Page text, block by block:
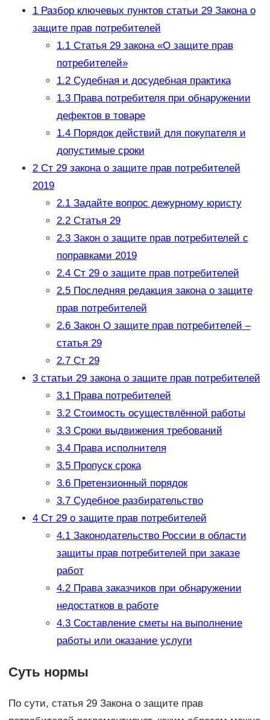
1Разбор ключевых пунктов статьи 29 Закона о
защите прав потребителей
1.1Статья 29 закона «О защите прав
потребителей»
1.2Судебная и досудебная практика
1.3Права потребителя при обнаружении
дефектов в товаре
1.4Порядок действий для покупателя и
допустимые сроки
2Ст 29 закона о защите прав потребителей
2019
2.1Задайте вопрос дежурному юристу
2.2Статья 29
2.3Закон о защите прав потребителей с
поправками 2019
2.4Ст 29 о защите прав потребителей
2.5Последняя редакция закона о защите
прав потребителей
2.6Закон О защите прав потребителей –
статья 29
2.7Ст 29
3статьи 29 закона о защите прав потребителей
3.1Права потребителей
3.2Стоимость осуществлённой работы
3.3Сроки выдвижения требований
3.4Права исполнителя
3.5Пропуск срока
3.6Претензионный порядок
3.7Судебное разбирательство
4Ст 29 о защите прав потребителей
4.1Законодательство России в области
защиты прав потребителей при заказе
работ
4.2Права заказчиков при обнаружении
недостатков в работе
4.3Составление сметы на выполнение
работы или оказание услуги
Суть нормы
По сути, статья 29 Закона о защите прав